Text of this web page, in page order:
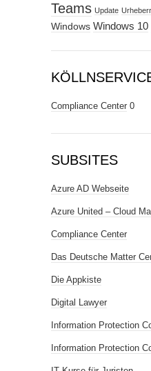
Teams Update
Windows Windows 10
Compliance Center 0
SUBSITES
Azure AD Webseite
Azure United – Cloud
Compliance Center
Das Deutsche Matter
Die Appkiste
Digital Lawyer
Information Protection
Information Protection